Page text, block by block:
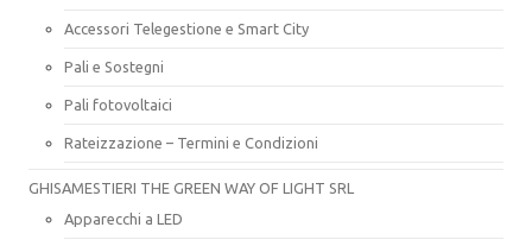
Accessori Telegestione e Smart City
Pali e Sostegni
Pali fotovoltaici
Rateizzazione – Termini e Condizioni
GHISAMESTIERI THE GREEN WAY OF LIGHT SRL
Apparecchi a LED